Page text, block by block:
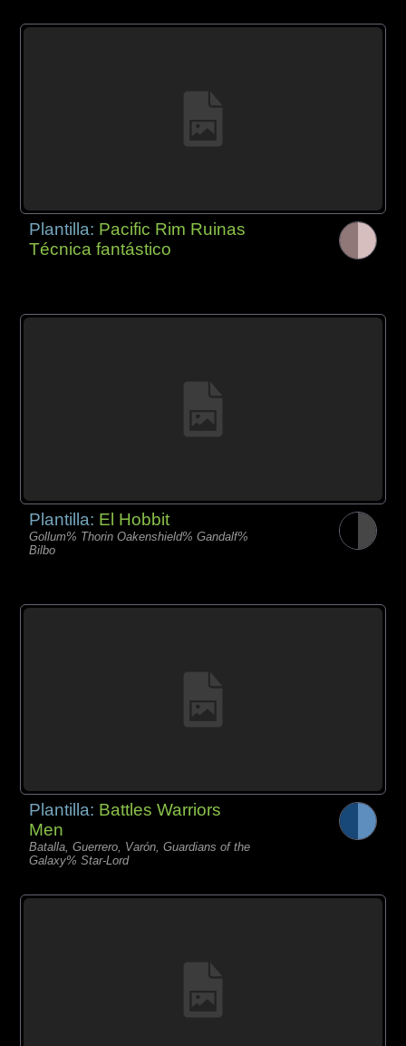
Plantilla: Pacific Rim Ruinas
Técnica fantástico
Plantilla: El Hobbit
Gollum% Thorin Oakenshield% Gandalf%
Bilbo
Plantilla: Battles Warriors
Men
Batalla, Guerrero, Varón, Guardians of the
Galaxy% Star-Lord